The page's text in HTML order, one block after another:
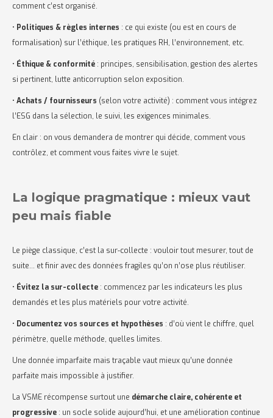
comment c’est organisé.
• Politiques & règles internes : ce qui existe (ou est en cours de
formalisation) sur l’éthique, les pratiques RH, l’environnement, etc.
• Éthique & conformité : principes, sensibilisation, gestion des alertes
si pertinent, lutte anticorruption selon exposition.
• Achats / fournisseurs (selon votre activité) : comment vous intégrez
l’ESG dans la sélection, le suivi, les exigences minimales.
En clair : on vous demandera de montrer qui décide, comment vous
contrôlez, et comment vous faites vivre le sujet.
La logique pragmatique : mieux vaut
peu mais fiable
Le piège classique, c’est la sur-collecte : vouloir tout mesurer, tout de
suite… et finir avec des données fragiles qu’on n’ose plus réutiliser.
• Évitez la sur-collecte : commencez par les indicateurs les plus
demandés et les plus matériels pour votre activité.
• Documentez vos sources et hypothèses : d’où vient le chiffre, quel
périmètre, quelle méthode, quelles limites.
Une donnée imparfaite mais traçable vaut mieux qu’une donnée
parfaite mais impossible à justifier.
La VSME récompense surtout une démarche claire, cohérente et
progressive : un socle solide aujourd’hui, et une amélioration continue